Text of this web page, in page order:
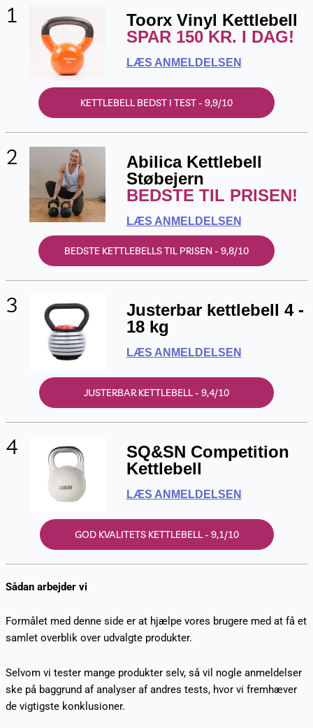
1
Toorx Vinyl Kettlebell
SPAR 150 KR. I DAG!
LÆS ANMELDELSEN
KETTLEBELL BEDST I TEST - 9,9/10
2
Abilica Kettlebell
Støbejern
BEDSTE TIL PRISEN!
LÆS ANMELDELSEN
BEDSTE KETTLEBELLS TIL PRISEN - 9,8/10
3
Justerbar kettlebell 4 -
18 kg
LÆS ANMELDELSEN
JUSTERBAR KETTLEBELL - 9,4/10
4
SQ&SN Competition
Kettlebell
LÆS ANMELDELSEN
GOD KVALITETS KETTLEBELL - 9,1/10
Sådan arbejder vi
Formålet med denne side er at hjælpe vores brugere med at få et
samlet overblik over udvalgte produkter.
Selvom vi tester mange produkter selv, så vil nogle anmeldelser
ske på baggrund af analyser af andres tests, hvor vi fremhæver
de vigtigste konklusioner.